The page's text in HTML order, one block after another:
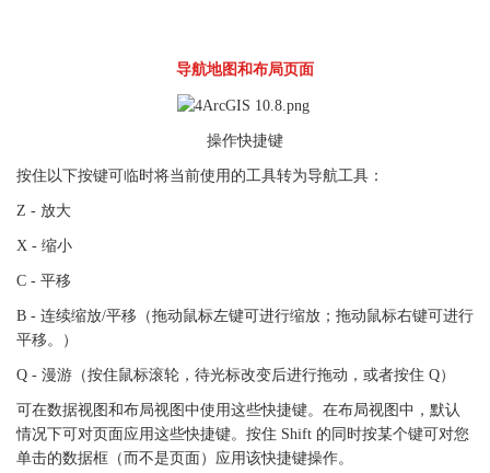
导航地图和布局页面
操作快捷键
按住以下按键可临时将当前使用的工具转为导航工具：
Z - 放大
X - 缩小
C - 平移
B - 连续缩放/平移（拖动鼠标左键可进行缩放；拖动鼠标右键可进行
平移。）
Q - 漫游（按住鼠标滚轮，待光标改变后进行拖动，或者按住 Q）
可在数据视图和布局视图中使用这些快捷键。在布局视图中，默认
情况下可对页面应用这些快捷键。按住 Shift 的同时按某个键可对您
单击的数据框（而不是页面）应用该快捷键操作。